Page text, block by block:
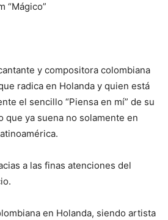
“Mágico”
y compositora colombiana
radica en Holanda y quien está
el sencillo “Piensa en mí” de su
que ya suena no solamente en
a las finas atenciones del
en Holanda, siendo artista